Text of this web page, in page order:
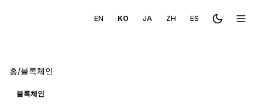
EN KO JA ZH ES Toggle메뉴
홈/블록체인
블록체인